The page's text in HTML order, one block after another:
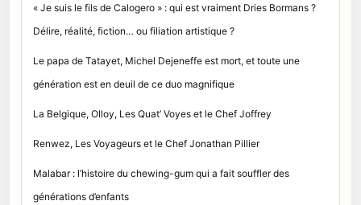
« Je suis le fils de Calogero » : qui est vraiment Dries Bormans ?
Délire, réalité, fiction… ou filiation artistique ?
Le papa de Tatayet, Michel Dejeneffe est mort, et toute une
génération est en deuil de ce duo magnifique
La Belgique, Olloy, Les Quat’ Voyes et le Chef Joffrey
Renwez, Les Voyageurs et le Chef Jonathan Pillier
Malabar : l’histoire du chewing-gum qui a fait souffler des
générations d’enfants